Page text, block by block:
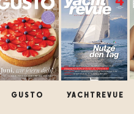
GUSTO YACHTREVUE